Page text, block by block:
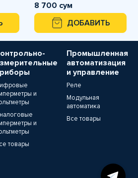
8 700 сум
ДОБАВИТЬ
и
и
товары
Промышленная
автоматизация
и управление
Реле
Модульная
автоматика
Все товары